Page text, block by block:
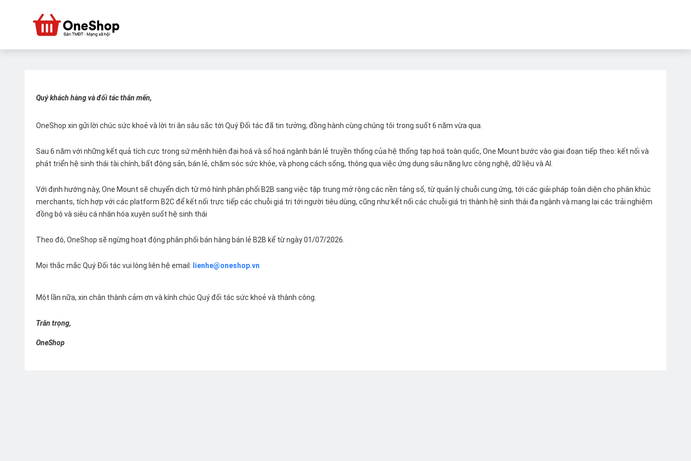
Quý khách hàng và đối tác thân mến,
OneShop xin gửi lời chúc sức khoẻ và lời tri ân sâu sắc tới Quý Đối tác đã tin tưởng, đồng hành cùng chúng tôi trong suốt 6 năm vừa qua.
Sau 6 năm với những kết quả tích cực trong sứ mệnh hiện đại hoá và số hoá ngành bán lẻ truyền thống của hệ thống tạp hoá toàn quốc, One Mount bước vào giai đoạn tiếp theo: kết nối và
phát triển hệ sinh thái tài chính, bất động sản, bán lẻ, chăm sóc sức khỏe, và phong cách sống, thông qua việc ứng dụng sâu năng lực công nghệ, dữ liệu và AI.
Với định hướng này, One Mount sẽ chuyển dịch từ mô hình phân phối B2B sang việc tập trung mở rộng các nền tảng số, từ quản lý chuỗi cung ứng, tới các giải pháp toàn diện cho phân khúc
merchants, tích hợp với các platform B2C để kết nối trực tiếp các chuỗi giá trị tới người tiêu dùng, cũng như kết nối các chuỗi giá trị thành hệ sinh thái đa ngành và mang lại các trải nghiệm
đồng bộ và siêu cá nhân hóa xuyên suốt hệ sinh thái
Theo đó, OneShop sẽ ngừng hoạt động phân phối bán hàng bán lẻ B2B kể từ ngày 01/07/2026.
Mọi thắc mắc Quý Đối tác vui lòng liên hệ email: lienhe@oneshop.vn
Một lần nữa, xin chân thành cảm ơn và kính chúc Quý đối tác sức khoẻ và thành công.
Trân trọng,
OneShop